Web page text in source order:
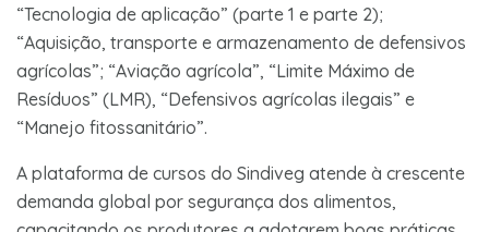
“Tecnologia de aplicação” (parte 1 e parte 2);
“Aquisição, transporte e armazenamento de defensivos
agrícolas”; “Aviação agrícola”, “Limite Máximo de
Resíduos” (LMR), “Defensivos agrícolas ilegais” e
“Manejo fitossanitário”.
A plataforma de cursos do Sindiveg atende à crescente
demanda global por segurança dos alimentos,